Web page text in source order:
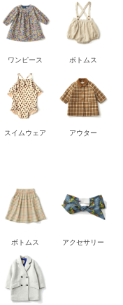
ワンピース ボトムス
スイムウェア アウター
ボトムス アクセサリー